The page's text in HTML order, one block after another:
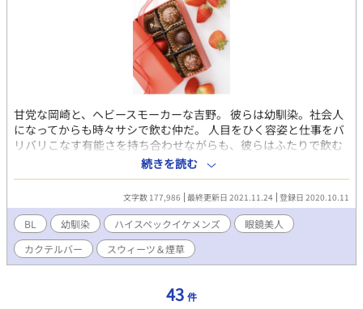
甘党な岡崎と、ヘビースモーカーな吉野。 彼らは幼馴染。社会人
になってからも時々サシで飲む仲だ。 人目をひく容姿と仕事をバ
リバリこなす有能さを持ち合わせながらも、彼らはふたりで飲む
時間が何より楽しみ。 何故かというと——？ 超ハイスペックなく
せにニブくて不器用、おまけに初々しい欲求てんこ盛り。そんな
二人のジレジレな恋の行方を描く、コメディ風BLです。 ✳︎第9回
BL小説大賞参加作品です。作品を楽しんでいただけましたら、是
非投票ボタンをポチッとしてやってくださいませ(*´꒳`*)泣いて喜
びます！！（投票受付期間:11/1〜11/30）
続きを読む
文字数 177,986 最終更新日 2021.11.24 登録日 2020.10.11
BL 幼馴染 ハイスペックイケメンズ
眼鏡美人
カクテルバー
スウィーツ＆煙草
43 件